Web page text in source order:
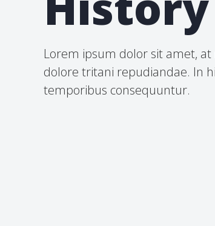
Lorem ipsum dolor sit amet, at
dolore tritani repudiandae. In
temporibus consequuntur.